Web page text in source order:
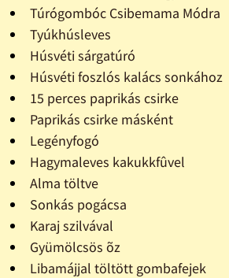
Túrógombóc Csibemama Módra
Tyúkhúsleves
Húsvéti sárgatúró
Húsvéti foszlós kalács sonkához
15 perces paprikás csirke
Paprikás csirke másként
Legényfogó
Hagymaleves kakukkfûvel
Alma töltve
Sonkás pogácsa
Karaj szilvával
Gyümölcsös õz
Libamájjal töltött gombafejek